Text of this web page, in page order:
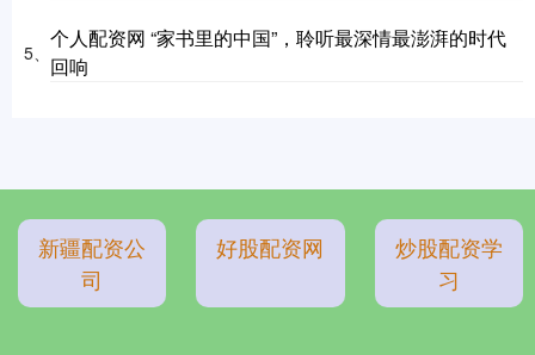
5、
个人配资网 “家书里的中国”，聆听最深情最澎湃的时代
回响
新疆配资公
司
好股配资网
炒股配资学
习